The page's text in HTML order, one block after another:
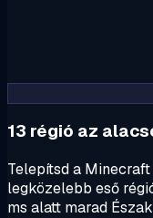
13 régió az
Telepítsd a
legközelebb eső
ms alatt marad